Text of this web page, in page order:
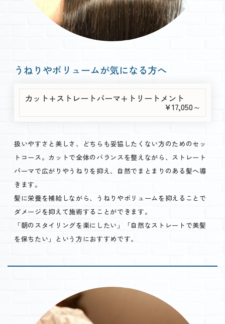
うねりやボリュームが気になる方へ
カット+ストレートパーマ+トリートメント
￥17,050～
扱いやすさと美しさ、どちらも妥協したくない方のためのセッ
トコース。カットで全体のバランスを整えながら、ストレート
パーマで広がりやうねりを抑え、自然でまとまりのある髪へ導
きます。
髪に栄養を補給しながら、うねりやボリュームを抑えることで
ダメージを抑えて施術することができます。
「朝のスタイリングを楽にしたい」「自然なストレートで美髪
を保ちたい」という方におすすめです。